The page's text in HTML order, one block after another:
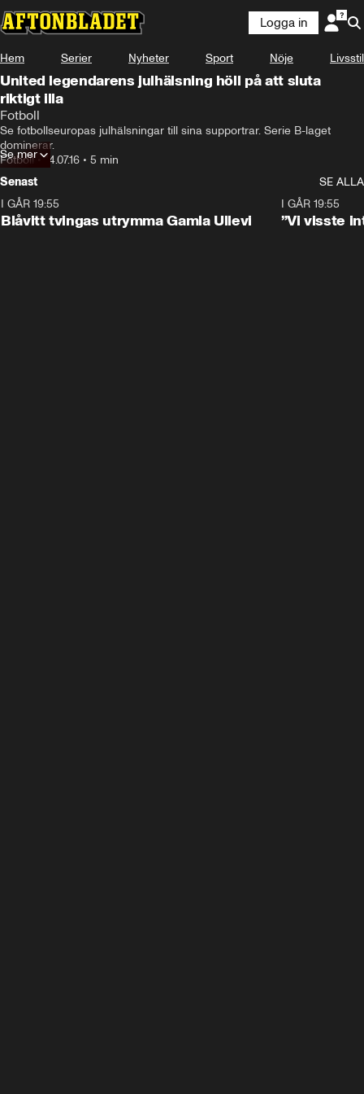
Logga in
Hem Serier Nyheter Sport Nöje Livsstil
United legendarens julhälsning höll på att sluta
riktigt illa
Fotboll
Se fotbollseuropas julhälsningar till sina supportrar. Serie B-laget
dominerar.
Fotboll•14.07.16 • 5 min
Se mer
Senast
SE ALLA
I GÅR 19:55
Blåvitt tvingas utrymma Gamla Ullevi
I GÅR 19:55
”Vi visste